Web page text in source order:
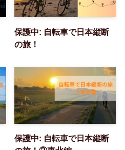
保護中: 自転車で日本縦断
の旅！
保護中: 自転車で日本縦断